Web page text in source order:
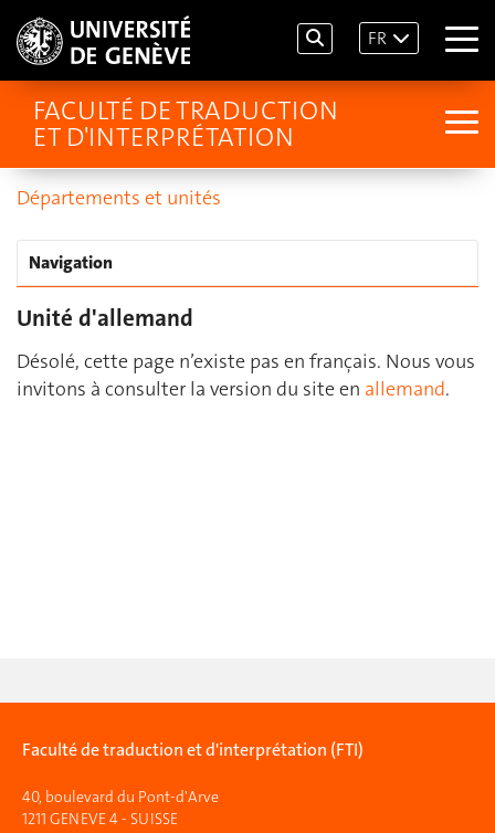
FR
FACULTÉ DE TRADUCTION
ET D'INTERPRÉTATION
Départements et unités
Navigation
Unité d'allemand
Désolé, cette page n’existe pas en français. Nous vous
invitons à consulter la version du site en allemand.
Faculté de traduction et d'interprétation (FTI)
40, boulevard du Pont-d'Arve
1211 GENEVE 4 - SUISSE